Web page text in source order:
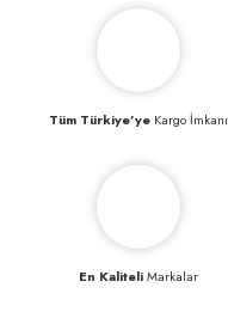
Tüm Türkiye’yeKargo İmkanı
En KaliteliMarkalar